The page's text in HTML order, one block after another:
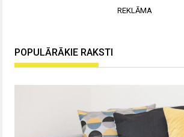
REKLĀMA
POPULĀRĀKIE RAKSTI